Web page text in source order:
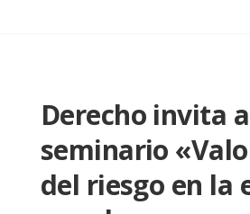
Derecho invita a
seminario
del riesgo en la